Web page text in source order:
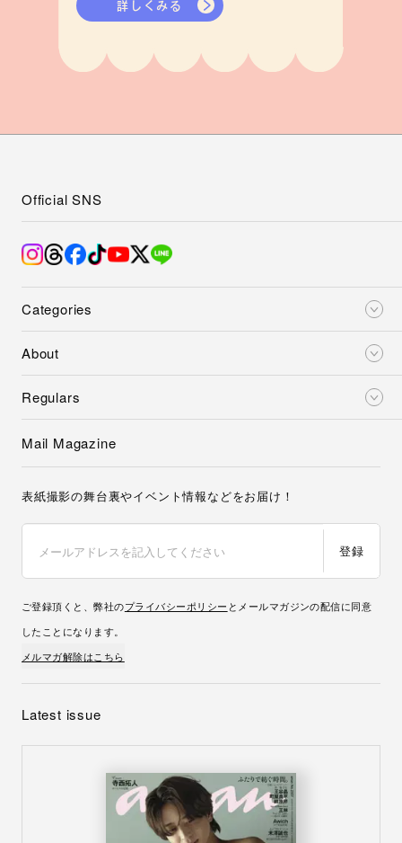
詳しくみる
Categories
About
Regulars
Official SNS
Mail Magazine
表紙撮影の舞台裏やイベント情報などをお届け！
登録
ご登録頂くと、弊社のプライバシーポリシー とメールマガジンの配信に同意
したことになります。
メルマガ解除はこちら
Latest issue